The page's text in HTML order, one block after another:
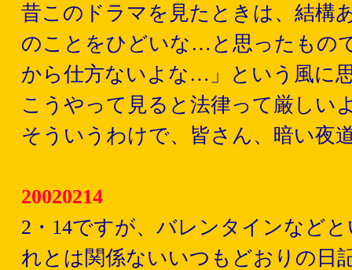
昔このドラマを見たときは、結構
のことをひどいな…と思ったもの
から仕方ないよな…」という風に
こうやって見ると法律って厳しい
そういうわけで、皆さん、暗い夜
20020214
2・14ですが、バレンタインなど
れとは関係ないいつもどおりの日